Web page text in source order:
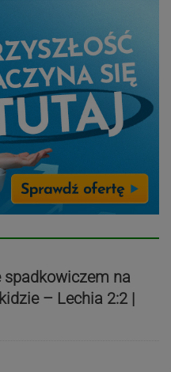
spadkowiczem na
– Lechia 2:2 |